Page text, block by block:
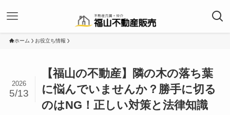
ホーム お役立ち情報
【福山の不動産】隣の木の落ち葉
に悩んでいませんか？勝手に切る
のはNG！正しい対策と法律知識
2026
5/13